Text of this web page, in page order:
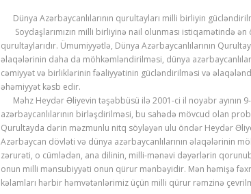
Dünya Azərbaycanlılarının qurultayları milli birliyin
Soydaşlarımızın milli birliyinə nail olunması istiqamətində ən
qurultaylarıdır. Ümumiyyətlə, Dünya Azərbaycanlılarının
əlaqələrinin daha da möhkəmləndirilməsi, dünya
cəmiyyət və birliklərinin fəaliyyətinin gücləndirilməsi və
əhəmiyyət kəsb edir.
Məhz Heydər Əliyevin təşəbbüsü ilə 2001-ci il noyabr ayının
azərbaycanlılarının birləşdirilməsi, bu sahədə mövcud olan
Qurultayda dərin məzmunlu nitq söyləyən ulu öndər Heydər
Azərbaycan dövləti və dünya azərbaycanlılarının əlaqələrinin
zərurəti, o cümlədən, ana dilinin, milli-mənəvi dəyərlərin
onun milli mənsubiyyəti onun qürur mənbəyidir. Mən həmişə
kəlamları hərbir həmvətənlərimiz üçün milli qürur rəmzinə